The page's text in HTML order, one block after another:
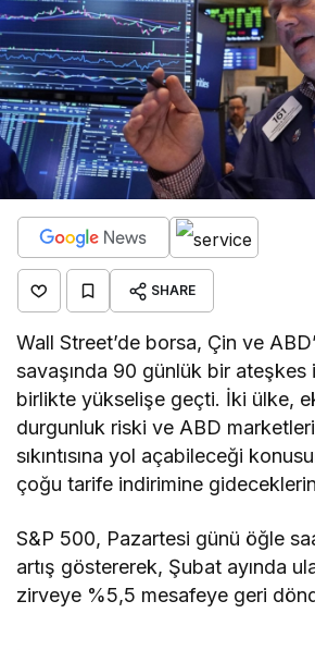
SHARE
Wall Street’de borsa, Çin ve
savaşında 90 günlük bir ateşkes
birlikte yükselişe geçti. İki ülke,
durgunluk riski ve ABD
sıkıntısına yol açabileceği
çoğu tarife indirimine
S&P 500, Pazartesi günü öğle
artış göstererek, Şubat ayında
zirveye %5,5 mesafeye geri